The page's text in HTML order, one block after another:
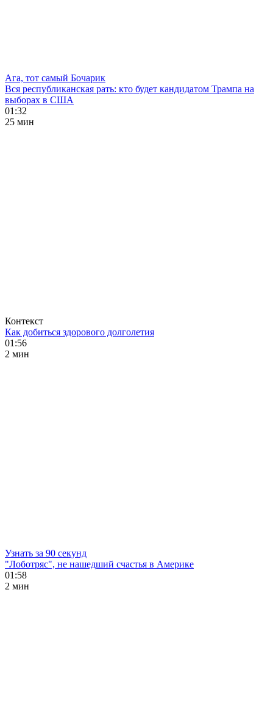
Ага, тот самый Бочарик
Вся республиканская рать: кто будет кандидатом Трампа на
выборах в США
01:32
25 мин
Контекст
Как добиться здорового долголетия
01:56
2 мин
Узнать за 90 секунд
"Лоботряс", не нашедший счастья в Америке
01:58
2 мин